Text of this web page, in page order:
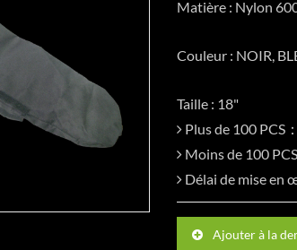
Matière : Nylon
Couleur : NOIR,
Taille : 18"
Plus de 100 PCS
Moins de 100
Délai de mise en
Ajouter à la